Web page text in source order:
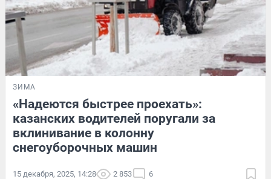
ЗИМА
«Надеются быстрее проехать»:
казанских водителей поругали за
вклинивание в колонну
снегоуборочных машин
15 декабря, 2025, 14:28 2 853 6